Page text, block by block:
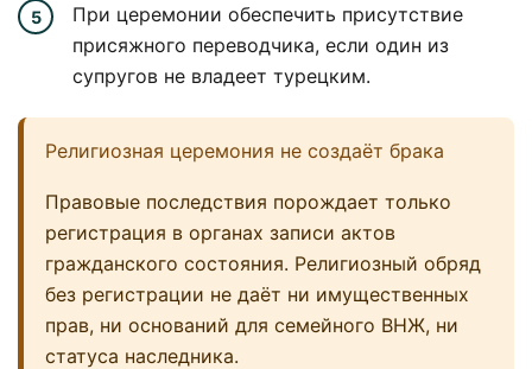
При церемонии обеспечить присутствие
присяжного переводчика, если один из
супругов не владеет турецким.
Религиозная церемония не создаёт брака
Правовые последствия порождает только
регистрация в органах записи актов
гражданского состояния. Религиозный обряд
без регистрации не даёт ни имущественных
прав, ни оснований для семейного ВНЖ, ни
статуса наследника.